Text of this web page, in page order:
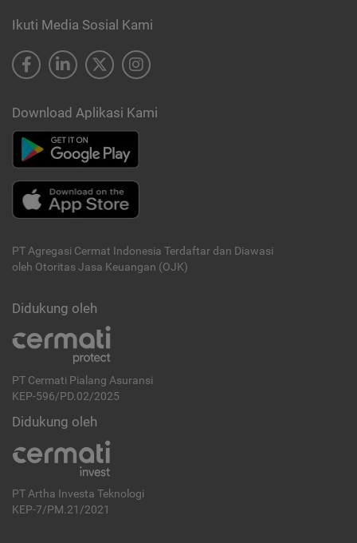
Ikuti Media Sosial Kami
Download Aplikasi Kami
PT Agregasi Cermat Indonesia Terdaftar dan Diawasi
oleh Otoritas Jasa Keuangan (OJK)
Didukung oleh
PT Cermati Pialang Asuransi
KEP-596/PD.02/2025
Didukung oleh
PT Artha Investa Teknologi
KEP-7/PM.21/2021